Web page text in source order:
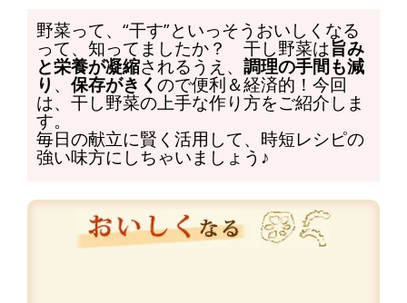
野菜って、“干す”といっそうおいしくなる
って、知ってましたか？ 干し野菜は旨み
と栄養が凝縮されるうえ、 調理の手間も減
り 、 保存がきく ので便利＆経済的！今回
は、干し野菜の上手な作り方をご紹介しま
す。
毎日の献立に賢く活用して、時短レシピの
強い味方にしちゃいましょう♪